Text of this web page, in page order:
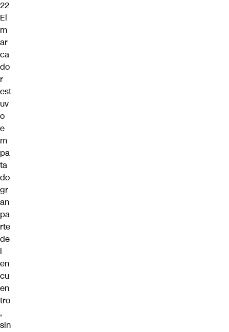
22
El
m
ar
ca
do
r
est
uv
o
e
m
pa
ta
do
gr
an
pa
rte
de
l
en
cu
en
tro
,
sin